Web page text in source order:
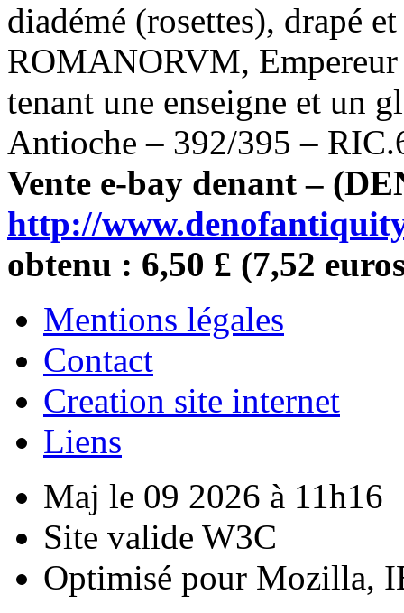
diadémé (rosettes), drapé
ROMANORVM, Empereur
tenant une enseigne et un
Antioche – 392/395 –
Vente e-bay denant – (
http://
obtenu : 6,50 £ (7,52
Mentions légales
Contact
Creation site internet
Liens
Maj le 09 2026 à 11h16
Site valide W3C
Optimisé pour Mozilla,